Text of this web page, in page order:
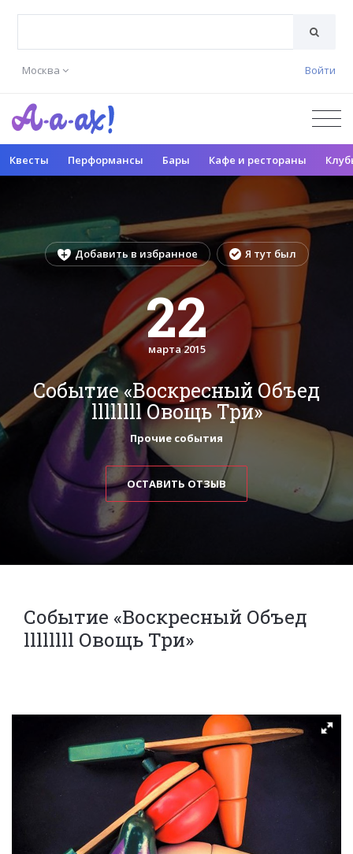
Москва Войти
Квесты Перформансы Бары Кафе и рестораны
Добавить в избранное Я тут был
22
марта 2015
Событие «Воскресный Объед
llllllll Овощь Три»
Прочие события
ОСТАВИТЬ ОТЗЫВ
Событие «Воскресный Объед
llllllll Овощь Три»